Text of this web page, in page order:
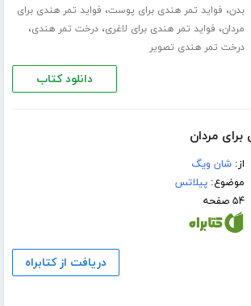
بدن، فواید تمر هندی برای پوست، فواید تمر هندی برای
مردان، فواید تمر هندی برای لاغری،درخت تمر هندی،
درخت تمر هندی تصویر
دانلود کتاب
برای مردان
از:شان ویگ
موضوع:پیلاتس
۵۴ صفحه
دریافت از کتابراه